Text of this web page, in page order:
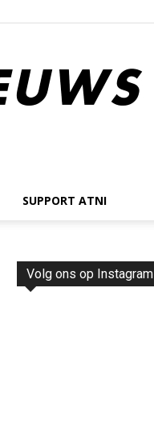
SUPPORT ATNI
Volg ons op Instagram